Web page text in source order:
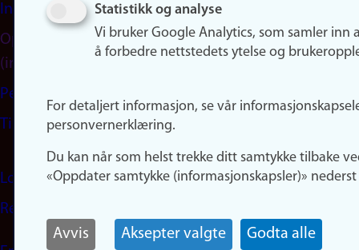
Informasjonskapsler
Oppdater samtykke
(informasjonskapsler)
Personvern
Tilgjengelighetserklæring
Logg inn
Rediger din ansattside
Statistikk og analyse
Vi bruker Google Analytics, som samler inn
å forbedre nettstedets ytelse og
For detaljert informasjon, se vår
personvernerklæring.
Du kan når som helst trekke ditt samtykke tilbake
«Oppdater samtykke (informasjonskapsler)» nederst
Avvis Aksepter valgte Godta alle